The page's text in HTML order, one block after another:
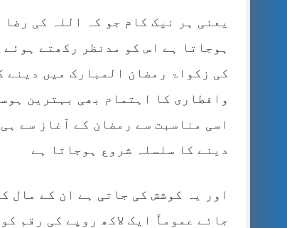
یعنی ہر نیک کام جو کہ اللہ کی
ہوجاتا ہے اس کو مدنظر رکھتے
کی زکواۃ رمضان المبارک میں دینے
وافطاری کا اہتمام بھی بہترین
اسی مناسبت سے رمضان کے آغاز سے
دینے کا سلسلہ شروع ہوجاتا ہے
اور یہ کوشش کی جاتی ہے ان کے مال
جائے عموماً ایک لاکھ روپے کی رقم